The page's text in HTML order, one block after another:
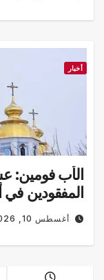
فومين:
في
أغسطس 10, 2026